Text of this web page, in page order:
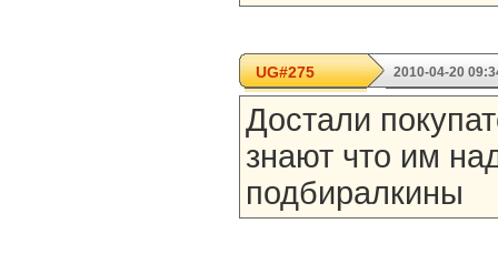
UG#275 2010-04-20
Достали
знают что им
подбиралкины